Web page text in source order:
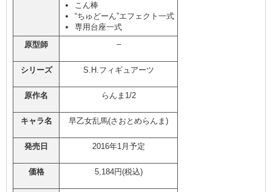
こん棒
“ちゅどーん”エフェクト一式
専用台座一式
原型師
–
シリーズ S.H.フィギュアーツ
原作名 らんま1/2
キャラ名 早乙女乱馬(さおとめらんま)
発売日 2016年1月予定
価格 5,184円(税込)